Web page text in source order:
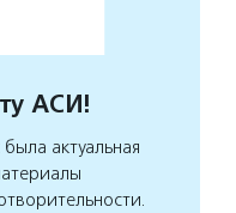
АСИ!
актуальная